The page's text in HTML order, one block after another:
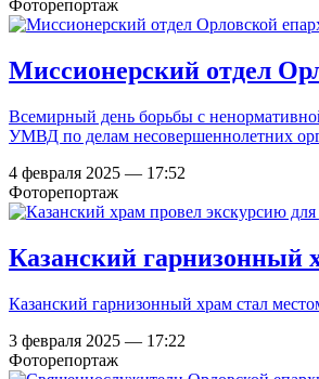
Фоторепортаж
Миссионерский отдел
Всемирный день борьбы с
УМВД по делам несовершеннолетних
4 февраля 2025 — 17:52
Фоторепортаж
Казанский гарнизонный
Казанский гарнизонный храм стал
3 февраля 2025 — 17:22
Фоторепортаж